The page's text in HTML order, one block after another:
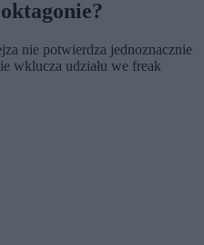
nie potwierdza jednoznacznie
wklucza udziału we freak